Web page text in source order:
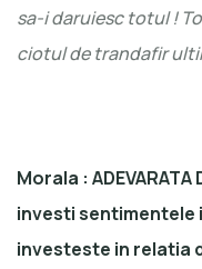
sa-i daruiesc totul !
ciotul de trandafir
Morala : ADEVARATA
investi sentimentele
investeste in relatia